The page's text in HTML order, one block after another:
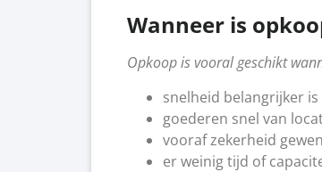
Wanneer is
Opkoop is vooral geschikt
snelheid belangrijker
goederen snel van
vooraf zekerheid
er weinig tijd of